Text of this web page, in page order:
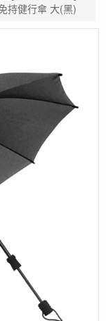
持健行傘 大(黑)